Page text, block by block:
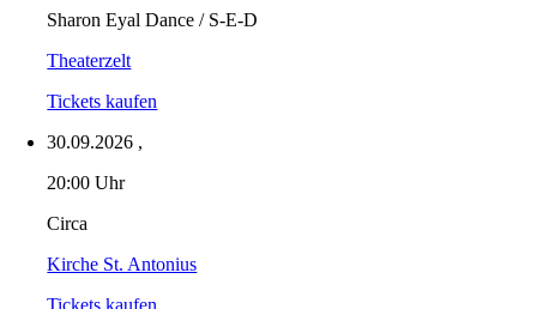
Sharon Eyal Dance / S-E-D
Theaterzelt
Tickets kaufen
30.09.2026 ,
20:00 Uhr
Circa
Kirche St. Antonius